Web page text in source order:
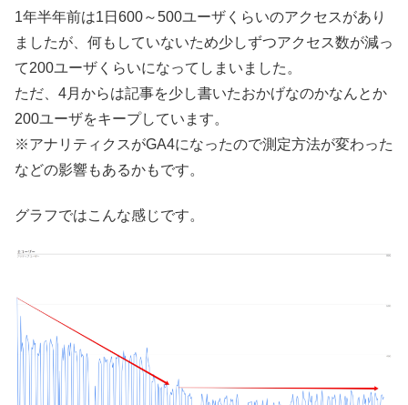
1年半年前は1日600～500ユーザくらいのアクセスがあり
ましたが、何もしていないため少しずつアクセス数が減っ
て200ユーザくらいになってしまいました。
ただ、4月からは記事を少し書いたおかげなのかなんとか
200ユーザをキープしています。
※アナリティクスがGA4になったので測定方法が変わった
などの影響もあるかもです。
グラフではこんな感じです。